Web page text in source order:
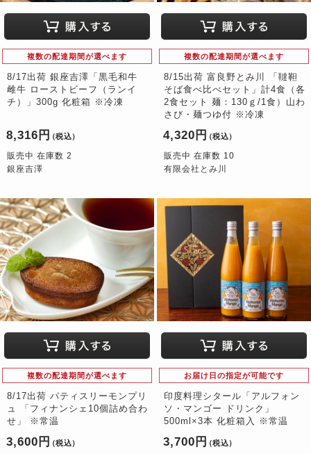
複数の配達期間が選べます
8/17出荷 銀座吉澤「黒毛和牛
雌牛 ローストビーフ（ランイ
チ）」300g 化粧箱 ※冷凍
8,316円 （税込）
販売中 在庫数 2
銀座吉澤
複数の配達期間が選べます
8/15出荷 富良野とみ川 「韃靼
そば食べ比べセット」計4食（各
2食セット 麺：130ｇ/1食）山わ
さび・麺つゆ付 ※冷凍
4,320円 （税込）
販売中 在庫数 10
有限会社とみ川
複数の配達期間が選べます
8/17出荷 パティスリーモンプリ
ュ 「フィナンシェ10個詰め合わ
せ」 ※常温
3,600円 （税込）
お届け日の指定が可能です
印度料理シタール「アルフォン
ソ・マンゴー ドリンク」
500ml×3本 化粧箱入 ※常温
3,700円 （税込）